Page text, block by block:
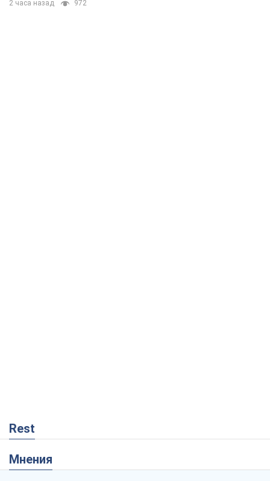
2 часа назад 972
Rest
Мнения